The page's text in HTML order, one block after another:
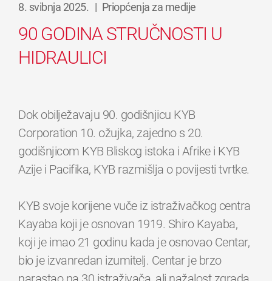
8. svibnja 2025. | Priopćenja za medije
90 GODINA STRUČNOSTI U
HIDRAULICI
Dok obilježavaju 90. godišnjicu KYB
Corporation 10. ožujka, zajedno s 20.
godišnjicom KYB Bliskog istoka i Afrike i KYB
Azije i Pacifika, KYB razmišlja o povijesti tvrtke.
KYB svoje korijene vuče iz istraživačkog centra
Kayaba koji je osnovan 1919. Shiro Kayaba,
koji je imao 21 godinu kada je osnovao Centar,
bio je izvanredan izumitelj. Centar je brzo